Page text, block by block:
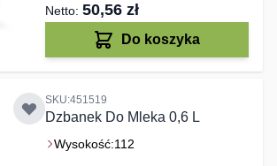
50,56 zł
Do koszyka
SKU:451519
Dzbanek Do Mleka 0,6 L
Wysokość:112